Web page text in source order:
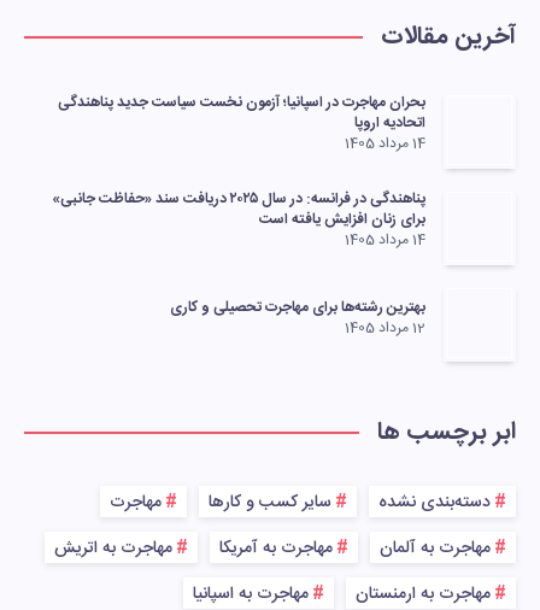
آخرین مقالات
بحران مهاجرت در اسپانیا؛ آزمون نخست سیاست جدید پناهندگی
اتحادیه اروپا
14 مرداد 1405
پناهندگی در فرانسه: در سال ۲۰۲۵ دریافت سند «حفاظت جانبی»
برای زنان افزایش یافته است
14 مرداد 1405
بهترین رشته‌ها برای مهاجرت تحصیلی و کاری
12 مرداد 1405
ابر برچسب ها
دسته‌بندی نشده سایر کسب و کارها
مهاجرت
مهاجرت به آلمان
مهاجرت به آمریکا
مهاجرت به اتریش
مهاجرت به ارمنستان
مهاجرت به اسپانیا